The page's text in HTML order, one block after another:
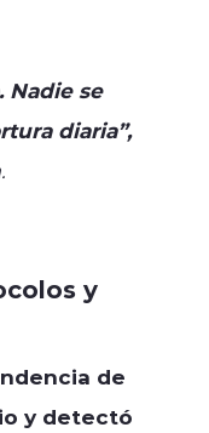
Nadie se
diaria”,
y
de
y detectó